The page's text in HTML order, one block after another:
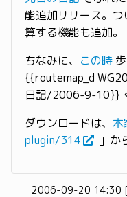
能追加リリース。
算する機能も追加。
ちなみに、 この時
{{routemap_d
日記/2006-9-10}}
ダウンロードは、 本
plugin/314
」か
2006-09-20 14:30